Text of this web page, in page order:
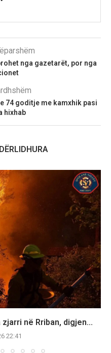
nga gazetarët, por nga
74 goditje me kamxhik pasi
hixhab
në Rriban, digjen...
22:41